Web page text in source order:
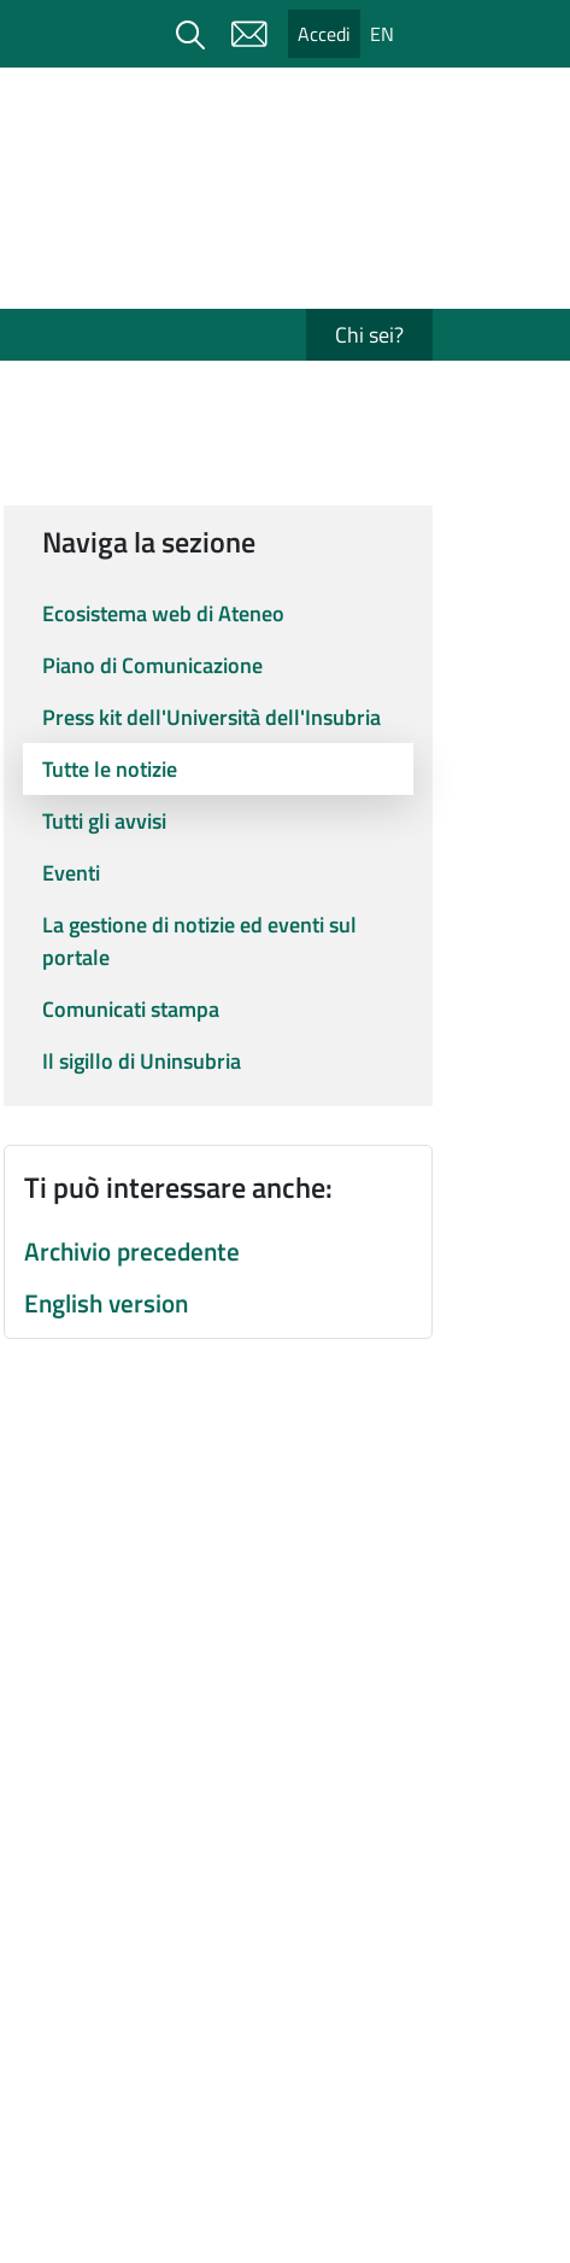
Cerca Accedi EN
Chi sei?
Naviga la sezione
Ecosistema web di Ateneo
Piano di Comunicazione
Press kit dell'Università dell'Insubria
Tutte le notizie
Tutti gli avvisi
Eventi
La gestione di notizie ed eventi sul
portale
Comunicati stampa
Il sigillo di Uninsubria
Ti può interessare anche:
Archivio precedente
English version